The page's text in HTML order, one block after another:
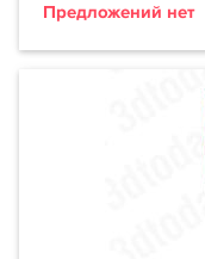
Предложений нет